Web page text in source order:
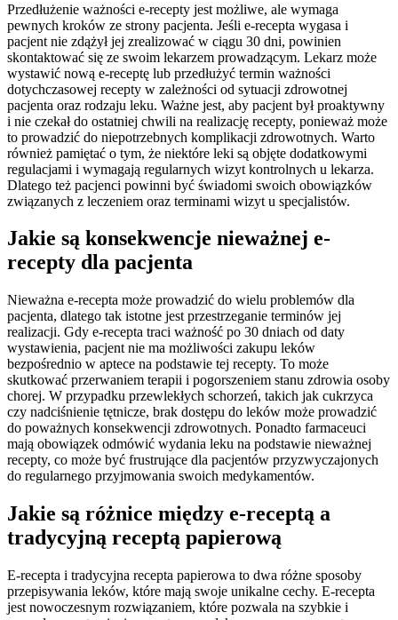
Przedłużenie ważności e-recepty jest możliwe, ale wymaga
pewnych kroków ze strony pacjenta. Jeśli e-recepta wygasa i
pacjent nie zdążył jej zrealizować w ciągu 30 dni, powinien
skontaktować się ze swoim lekarzem prowadzącym. Lekarz może
wystawić nową e-receptę lub przedłużyć termin ważności
dotychczasowej recepty w zależności od sytuacji zdrowotnej
pacjenta oraz rodzaju leku. Ważne jest, aby pacjent był proaktywny
i nie czekał do ostatniej chwili na realizację recepty, ponieważ może
to prowadzić do niepotrzebnych komplikacji zdrowotnych. Warto
również pamiętać o tym, że niektóre leki są objęte dodatkowymi
regulacjami i wymagają regularnych wizyt kontrolnych u lekarza.
Dlatego też pacjenci powinni być świadomi swoich obowiązków
związanych z leczeniem oraz terminami wizyt u specjalistów.
Jakie są konsekwencje nieważnej e-
recepty dla pacjenta
Nieważna e-recepta może prowadzić do wielu problemów dla
pacjenta, dlatego tak istotne jest przestrzeganie terminów jej
realizacji. Gdy e-recepta traci ważność po 30 dniach od daty
wystawienia, pacjent nie ma możliwości zakupu leków
bezpośrednio w aptece na podstawie tej recepty. To może
skutkować przerwaniem terapii i pogorszeniem stanu zdrowia osoby
chorej. W przypadku przewlekłych schorzeń, takich jak cukrzyca
czy nadciśnienie tętnicze, brak dostępu do leków może prowadzić
do poważnych konsekwencji zdrowotnych. Ponadto farmaceuci
mają obowiązek odmówić wydania leku na podstawie nieważnej
recepty, co może być frustrujące dla pacjentów przyzwyczajonych
do regularnego przyjmowania swoich medykamentów.
Jakie są różnice między e-receptą a
tradycyjną receptą papierową
E-recepta i tradycyjna recepta papierowa to dwa różne sposoby
przepisywania leków, które mają swoje unikalne cechy. E-recepta
jest nowoczesnym rozwiązaniem, które pozwala na szybkie i